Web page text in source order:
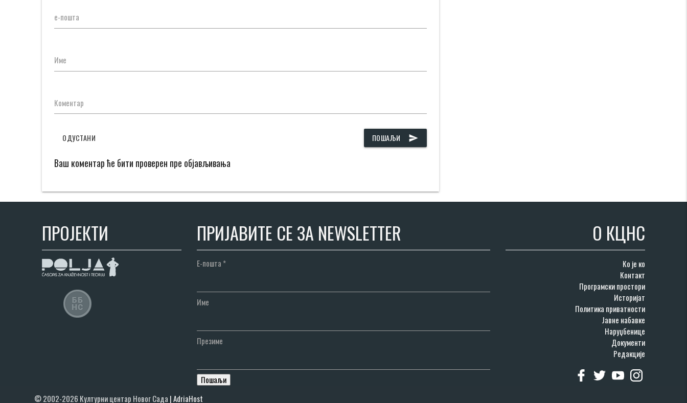
е-пошта
Име
Коментар
ПОШАЉИ send
ОДУСТАНИ
Ваш коментар ће бити проверен пре објављивања
ПРОЈЕКТИ ПРИЈАВИТЕ СЕ ЗА NEWSLETTER
Е-пошта *
Име
Презиме
О КЦНС
Ко је ко
Контакт
Програмски простори
Историјат
Политика приватности
Јавне набавке
Наруџбенице
Документи
Редакције
© 2002-2026 Културни центар Новог Сада |AdriaHost